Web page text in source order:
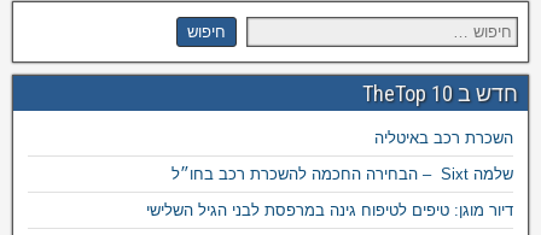
חדש ב TheTop 10
השכרת רכב באיטליה
שלמה Sixt – הבחירה החכמה להשכרת רכב בחו״ל
דיור מוגן: טיפים לטיפוח גינה במרפסת לבני הגיל השלישי